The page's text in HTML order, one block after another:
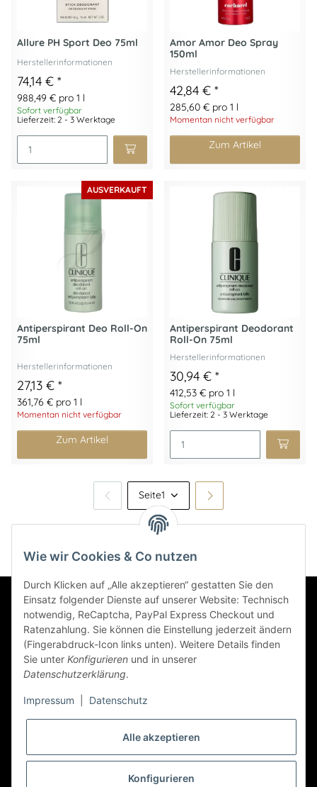
Allure PH Sport Deo 75ml
Herstellerinformationen
74,14 € *
988,49 € pro 1 l
Sofort verfügbar
Lieferzeit: 2 - 3 Werktage
Amor Amor Deo Spray
150ml
Herstellerinformationen
42,84 € *
285,60 € pro 1 l
Momentan nicht verfügbar
Zum Artikel
AUSVERKAUFT
Antiperspirant Deo Roll-On
75ml
Herstellerinformationen
27,13 € *
361,76 € pro 1 l
Momentan nicht verfügbar
Zum Artikel
Antiperspirant Deodorant
Roll-On 75ml
Herstellerinformationen
30,94 € *
412,53 € pro 1 l
Sofort verfügbar
Lieferzeit: 2 - 3 Werktage
Seite1
Informationen
Gesetzliche Informationen
Zahlungsarten
Wie wir Cookies & Co nutzen
Durch Klicken auf „Alle akzeptieren“ gestatten Sie den
Einsatz folgender Dienste auf unserer Website: Technisch
notwendig, ReCaptcha, PayPal Express Checkout und
Ratenzahlung. Sie können die Einstellung jederzeit ändern
(Fingerabdruck-Icon links unten). Weitere Details finden
Sie unter Konfigurieren und in unserer
Datenschutzerklärung.
Impressum Datenschutz
Alle akzeptieren
Konfigurieren